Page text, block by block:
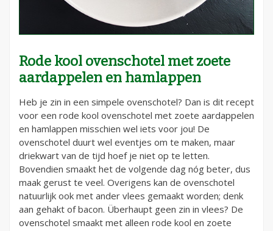
Rode kool ovenschotel met zoete
aardappelen en hamlappen
Heb je zin in een simpele ovenschotel? Dan is dit recept
voor een rode kool ovenschotel met zoete aardappelen
en hamlappen misschien wel iets voor jou! De
ovenschotel duurt wel eventjes om te maken, maar
driekwart van de tijd hoef je niet op te letten.
Bovendien smaakt het de volgende dag nóg beter, dus
maak gerust te veel. Overigens kan de ovenschotel
natuurlijk ook met ander vlees gemaakt worden; denk
aan gehakt of bacon. Überhaupt geen zin in vlees? De
ovenschotel smaakt met alleen rode kool en zoete